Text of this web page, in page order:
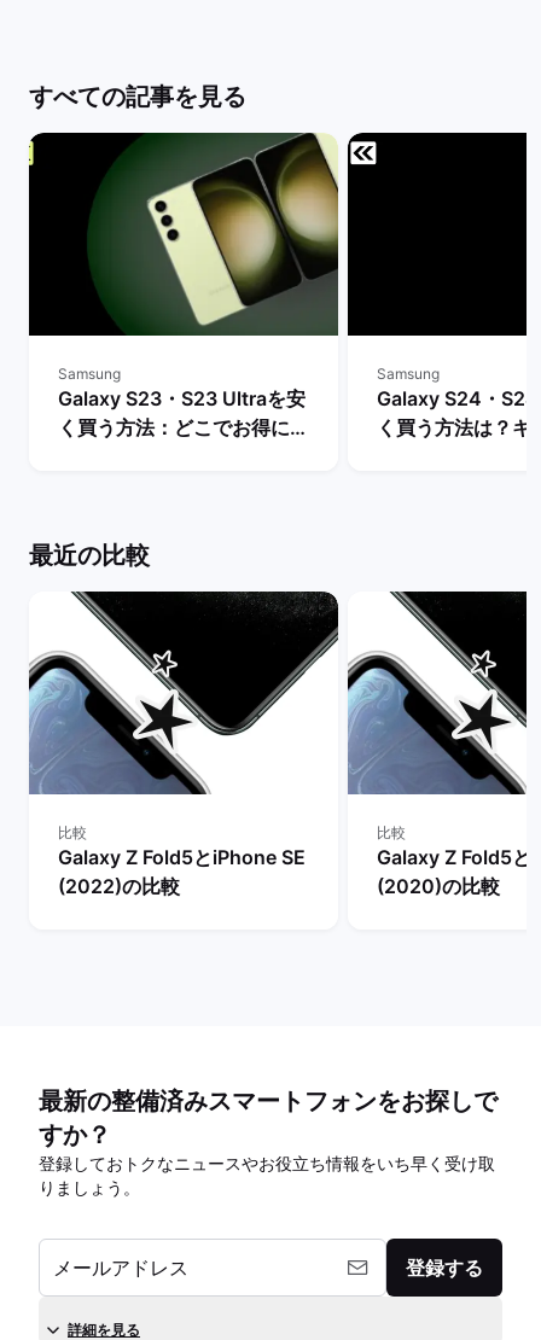
すべての記事を見る
Samsung
Galaxy S23・S23 Ultraを安
く買う方法：どこでお得に購
Samsung
Galaxy S24・
く買う方法は？キ
最近の比較
比較
Galaxy Z Fold5とiPhone SE
(2022)の比較
比較
Galaxy Z Fold5と
(2020)の比較
最新の整備済みスマートフォンをお探しで
すか？
登録しておトクなニュースやお役立ち情報をいち早く受け取
りましょう。
メールアドレス 登録する
詳細を見る